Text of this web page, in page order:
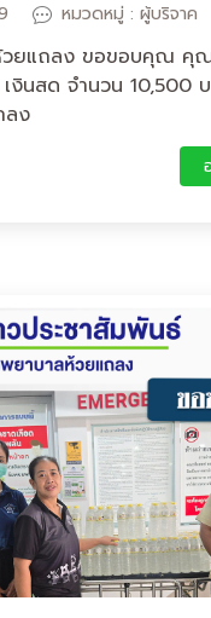
หมวดหมู่ : ผู้บริจาค
วยแถลง ขอขอบคุณ คุ
งินสด จำนวน 10,500
ลง